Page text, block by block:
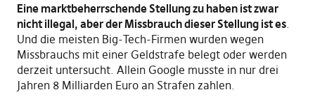
Eine marktbeherrschende Stellung zu haben ist zwar
nicht illegal, aber der Missbrauch dieser Stellung ist es.
Und die meisten Big-Tech-Firmen wurden wegen
Missbrauchs mit einer Geldstrafe belegt oder werden
derzeit untersucht. Allein Google musste in nur drei
Jahren 8 Milliarden Euro an Strafen zahlen.